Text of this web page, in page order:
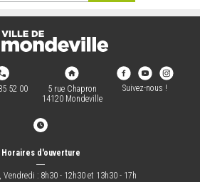
52 00
5 rue Chapron
14120 Mondeville
Suivez-nous !
Horaires d'ouverture
―
Vendredi : 8h30 - 12h30 et 13h30 - 17h